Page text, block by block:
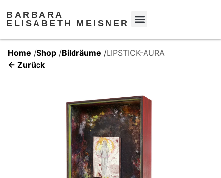
BARBARA
ELISABETH MEISNER
Home /Shop /Bildräume /LIPSTICK-AURA
← Zurück